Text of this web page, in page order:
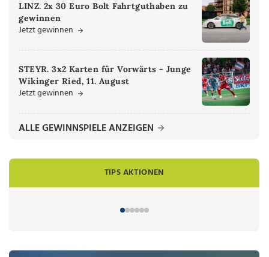
LINZ. 2x 30 Euro Bolt Fahrtguthaben zu
gewinnen
Jetzt gewinnen
STEYR. 3x2 Karten für Vorwärts - Junge
Wikinger Ried, 11. August
Jetzt gewinnen
ALLE GEWINNSPIELE ANZEIGEN
TIPS AKTIONEN